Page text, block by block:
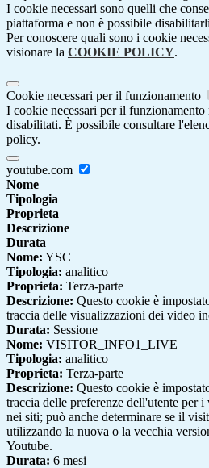
I cookie necessari sono quelli che
piattaforma e non è possibile
Per conoscere quali sono i cookie
visionare la COOKIE POLICY.
Cookie necessari per il funzionamento
I cookie necessari per il funzionamento
disabilitati. È possibile consultare
policy.
youtube.com
Nome
Tipologia
Proprieta
Descrizione
Durata
Nome: YSC
Tipologia: analitico
Proprieta: Terza-parte
Descrizione: Questo cookie è
traccia delle visualizzazioni dei video
Durata: Sessione
Nome: VISITOR_INFO1_LIVE
Tipologia: analitico
Proprieta: Terza-parte
Descrizione: Questo cookie è
traccia delle preferenze dell'utente per
nei siti; può anche determinare se il
utilizzando la nuova o la vecchia
Youtube.
Durata: 6 mesi